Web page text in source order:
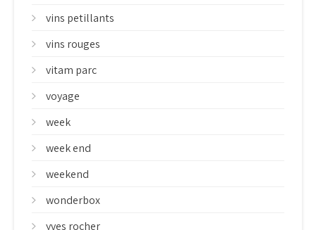
vins petillants
vins rouges
vitam parc
voyage
week
week end
weekend
wonderbox
yves rocher